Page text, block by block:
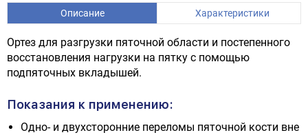
Описание Характеристики
Ортез для разгрузки пяточной области и постепенного
восстановления нагрузки на пятку с помощью
подпяточных вкладышей.
Показания к применению:
Одно- и двухсторонние переломы пяточной кости вне